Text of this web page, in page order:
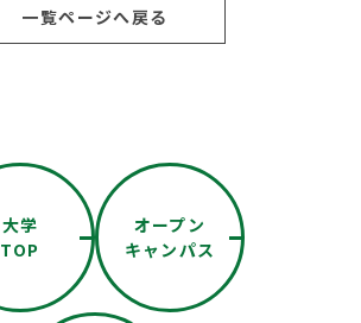
一覧ページへ戻る
大学
TOP
オープン
キャンパス